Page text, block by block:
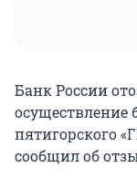
Банк России
осуществление
пятигорского
сообщил об